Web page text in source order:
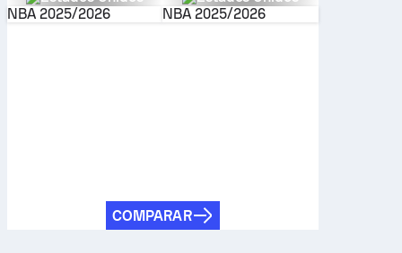
NBA 2025/2026
NBA 2025/2026
COMPARAR